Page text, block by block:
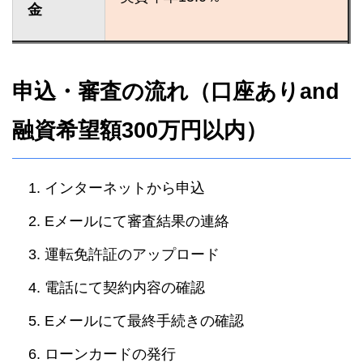
金
申込・審査の流れ（口座ありand
融資希望額300万円以内）
インターネットから申込
Eメールにて審査結果の連絡
運転免許証のアップロード
電話にて契約内容の確認
Eメールにて最終手続きの確認
ローンカードの発行